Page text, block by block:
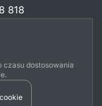
818
czasu dostosowania